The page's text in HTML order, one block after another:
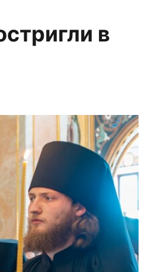
в